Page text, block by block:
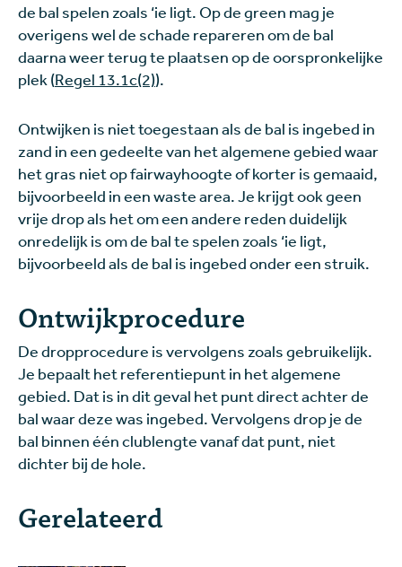
de bal spelen zoals ‘ie ligt. Op de green mag je
overigens wel de schade repareren om de bal
daarna weer terug te plaatsen op de oorspronkelijke
plek (Regel 13.1c(2)).
Ontwijken is niet toegestaan als de bal is ingebed in
zand in een gedeelte van het algemene gebied waar
het gras niet op fairwayhoogte of korter is gemaaid,
bijvoorbeeld in een waste area. Je krijgt ook geen
vrije drop als het om een andere reden duidelijk
onredelijk is om de bal te spelen zoals ‘ie ligt,
bijvoorbeeld als de bal is ingebed onder een struik.
Ontwijkprocedure
De dropprocedure is vervolgens zoals gebruikelijk.
Je bepaalt het referentiepunt in het algemene
gebied. Dat is in dit geval het punt direct achter de
bal waar deze was ingebed. Vervolgens drop je de
bal binnen één clublengte vanaf dat punt, niet
dichter bij de hole.
Gerelateerd